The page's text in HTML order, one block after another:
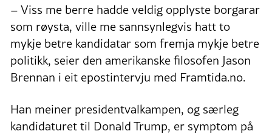
– Viss me berre hadde veldig opplyste borgarar
som røysta, ville me sannsynlegvis hatt to
mykje betre kandidatar som fremja mykje betre
politikk, seier den amerikanske filosofen Jason
Brennan i eit epostintervju med Framtida.no.
Han meiner presidentvalkampen, og særleg
kandidaturet til Donald Trump, er symptom på